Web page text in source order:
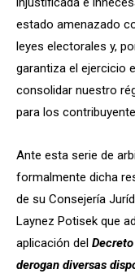
estado amenazado
leyes electorales y,
garantiza el ejercicio
consolidar nuestro
para los
Ante esta serie de
formalmente dicha
de su Consejería
Laynez Potisek que
aplicación del
derogan diversas